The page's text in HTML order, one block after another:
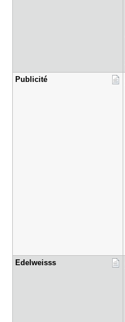
Publicité
Edelweisss